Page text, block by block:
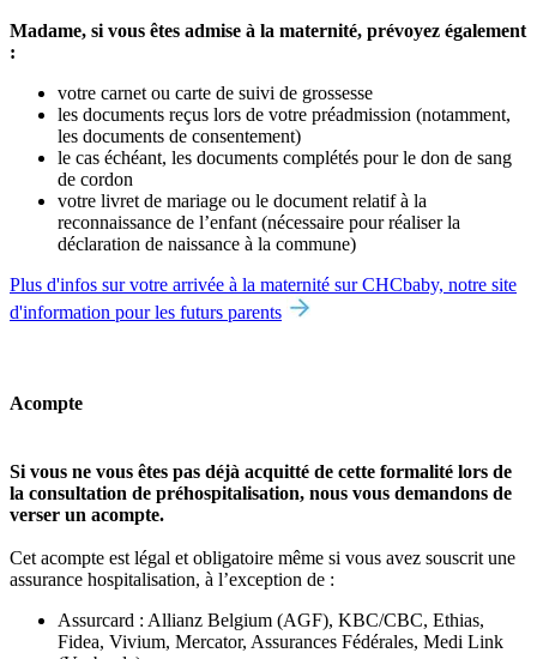
Madame, si vous êtes admise à la maternité, prévoyez également
:
votre carnet ou carte de suivi de grossesse
les documents reçus lors de votre préadmission (notamment,
les documents de consentement)
le cas échéant, les documents complétés pour le don de sang
de cordon
votre livret de mariage ou le document relatif à la
reconnaissance de l’enfant (nécessaire pour réaliser la
déclaration de naissance à la commune)
Plus d'infos sur votre arrivée à la maternité sur CHCbaby, notre site
d'information pour les futurs parents
Acompte
Si vous ne vous êtes pas déjà acquitté de cette formalité lors de
la consultation de préhospitalisation, nous vous demandons de
verser un acompte.
Cet acompte est légal et obligatoire même si vous avez souscrit une
assurance hospitalisation, à l’exception de :
Assurcard : Allianz Belgium (AGF), KBC/CBC, Ethias,
Fidea, Vivium, Mercator, Assurances Fédérales, Medi Link